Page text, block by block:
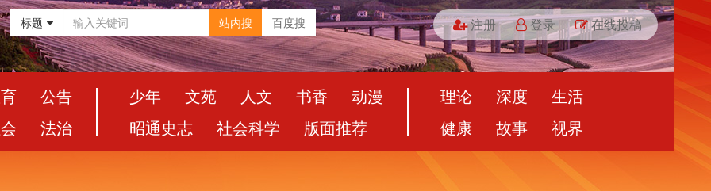
标题 站内搜 百度搜 注册 登录 在线投稿
公告
法治
少年 文苑 人文 书香
动漫
昭通史志
社会科学 版面推荐
理论 深度
生活
健康
故事 视界